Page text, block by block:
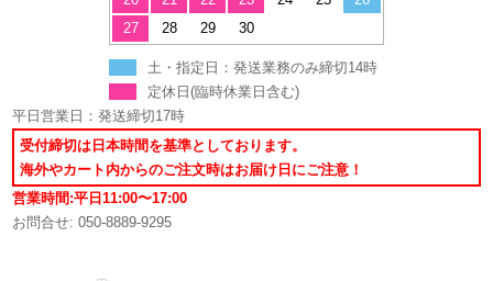
27
28 29 30
土・指定日：発送業務のみ締切14時
定休日(臨時休業日含む)
平日営業日：発送締切17時
受付締切は日本時間を基準としております。
海外やカート内からのご注文時はお届け日にご注意！
営業時間:平日11:00〜17:00
お問合せ: 050-8889-9295